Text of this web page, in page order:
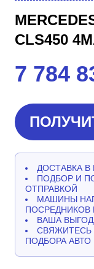
CLS450
7 784
ДОСТАВКА
ПОДБОР И
ОТПРАВКОЙ
МАШИНЫ
ПОСРЕДНИКОВ
ВАША
СВЯЖИТЕСЬ
ПОДБОРА АВТО